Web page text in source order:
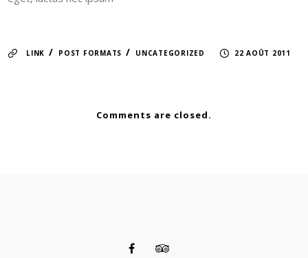
LINK / POST FORMATS / UNCATEGORIZED 22 AOÛT 2011
Comments are closed.